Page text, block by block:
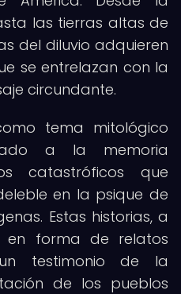
las tierras altas de
del diluvio adquieren
se entrelazan con la
circundante.
tema mitológico
a la memoria
catastróficos que
en la psique de
Estas historias, a
en forma de relatos
testimonio de la
de los pueblos